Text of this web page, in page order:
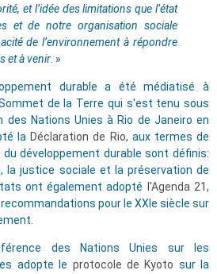
et l’idée des limitations que l’état
et de notre organisation sociale
de l’environnement à répondre
et à venir . »
durable a été médiatisé à
de la Terre qui s'est tenu sous
des Nations Unies à Rio de Janeiro en
la Déclaration de Rio, aux termes de
développement durable sont définis:
la justice sociale et la préservation de
ont également adopté
l'Agenda 21,
pour le XXIe siècle sur
des Nations Unies sur les
adopte le protocole de Kyoto sur la